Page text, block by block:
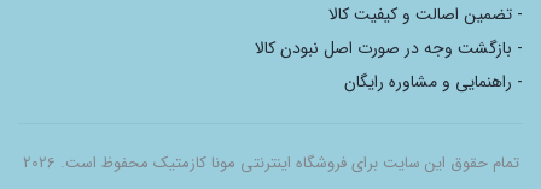
- تضمین اصالت و کیفیت کالا
- بازگشت وجه در صورت اصل نبودن کالا
- راهنمایی و مشاوره رایگان
تمام حقوق این سایت برای فروشگاه اینترنتی مونا کازمتیک محفوظ است. 2026